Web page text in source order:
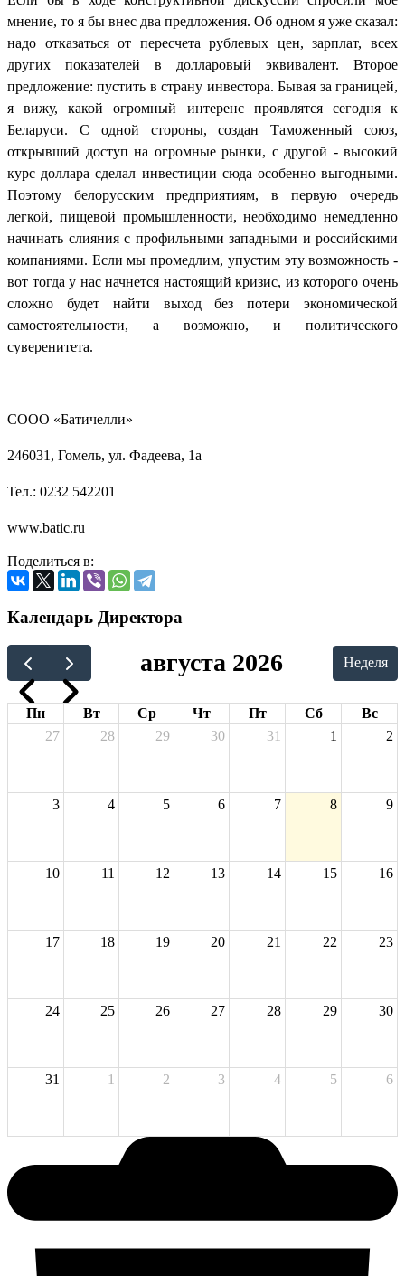
мнение, то я бы внес два предложения. Об одном я уже сказал:
надо отказаться от пересчета рублевых цен, зарплат, всех
других показателей в долларовый эквивалент. Второе
предложение: пустить в страну инвестора. Бывая за границей,
я вижу, какой огромный интеренс проявлятся сегодня к
Беларуси. С одной стороны, создан Таможенный союз,
открывший доступ на огромные рынки, с другой - высокий
курс доллара сделал инвестиции сюда особенно выгодными.
Поэтому белорусским предприятиям, в первую очередь
легкой, пищевой промышленности, необходимо немедленно
начинать слияния с профильными западными и российскими
компаниями. Если мы промедлим, упустим эту возможность -
вот тогда у нас начнется настоящий кризис, из которого очень
сложно будет найти выход без потери экономической
самостоятельности, а возможно, и политического
суверенитета.
СООО «Батичелли»
246031, Гомель, ул. Фадеева, 1а
Тел.: 0232 542201
www.batic.ru
Поделиться в:
Календарь Директора
августа 2026 Неделя
Пн Вт Ср Чт Пт Сб
Вс
27
28 29 30 31 1 2
3 4 5 6 7 8 9
10 11 12 13 14 15 16
17 18 19 20 21 22 23
24 25 26 27 28 29 30
31 1 2 3 4 5 6